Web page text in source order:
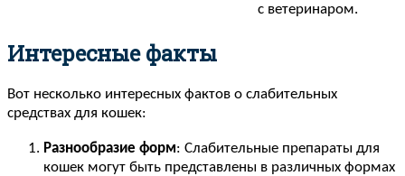
с ветеринаром.
Интересные факты
Вот несколько интересных фактов о слабительных
средствах для кошек:
Разнообразие форм: Слабительные препараты для
кошек могут быть представлены в различных формах